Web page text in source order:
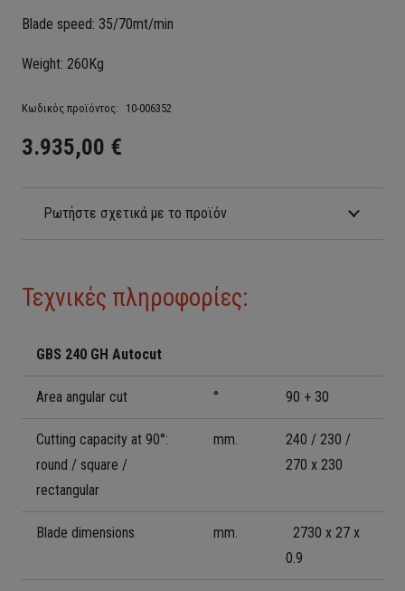
Blade speed: 35/70mt/min
Weight: 260Kg
Κωδικός προϊόντος: 10-006352
3.935,00 €
Ρωτήστε σχετικά με το προϊόν
Τεχνικές πληροφορίες:
GBS 240 GH Autocut
Area angular cut ° 90 + 30
Cutting capacity at 90°:
round / square /
rectangular
mm.
240 / 230 /
270 x 230
Blade dimensions mm.
2730 x 27 x
0.9